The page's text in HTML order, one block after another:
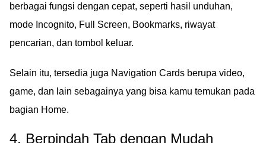
berbagai fungsi dengan cepat, seperti hasil unduhan,
mode Incognito, Full Screen, Bookmarks, riwayat
pencarian, dan tombol keluar.
Selain itu, tersedia juga Navigation Cards berupa video,
game, dan lain sebagainya yang bisa kamu temukan pada
bagian Home.
4. Berpindah Tab dengan Mudah